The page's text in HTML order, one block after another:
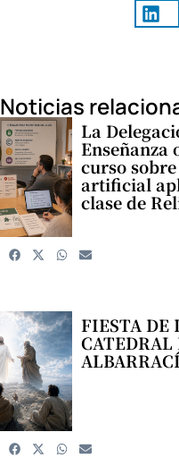
Noticias
La
Enseñanza
curso
artificial
clase de
FIESTA DE
CATEDRAL